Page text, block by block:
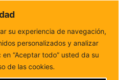
su experiencia de navegación,
personalizados y analizar
“Aceptar todo” usted da su
de las cookies.
de forma cercana
Cabildo conmemora el Día
Sida...